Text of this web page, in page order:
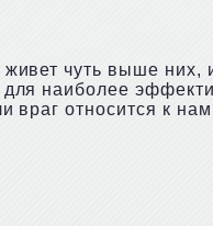
чуть выше них,
наиболее
враг относится к